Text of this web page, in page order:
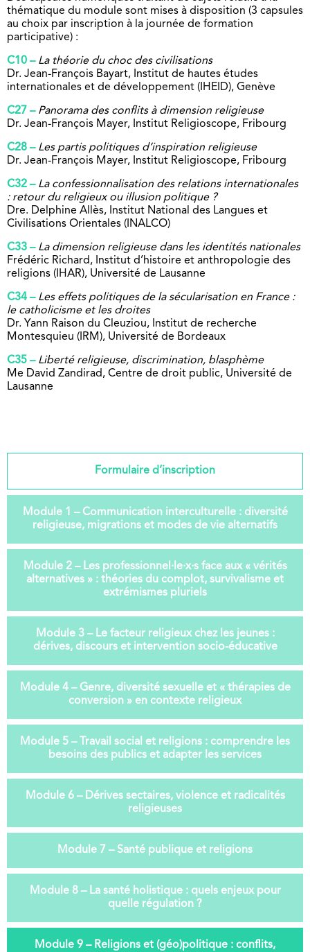
thématique du module sont mises à disposition (3 capsules
au choix par inscription à la journée de formation
participative) :
C10 – La théorie du choc des civilisations
Dr. Jean-François Bayart, Institut de hautes études
internationales et de développement (IHEID), Genève
C27 – Panorama des conflits à dimension religieuse
Dr. Jean-François Mayer, Institut Re ligioscope, Fribourg
C28 – Les partis politiques d’inspiration religieuse
Dr. Jean-François Mayer, Institut Re ligioscope, Fribourg
C32 – La confessionnalisation des relations internationales
: retour du religieux ou illusion politique ?
Dre. Delphine Allès, Institut National des Langues et
Civilisations Orientales (INALCO)
C33 –La dimension religieuse dans les identités nationales
Frédéric Richard, Institut d’histoire et anthropologie des
religions (IHAR), Université de Lausanne
C34 – Les effets politiques de la sécularisation en France :
le catholicisme et les droites
Dr. Yann Raison du Cleuziou, Institut de recherche
Montesquieu (IRM), Université de Bordeaux
C35 – Liberté religieuse, discrimination, blasphème
Me David Zandirad, Centre de droit public, Université de
Lausanne
Formulaire d’inscription
Module 1 – Communication interculturelle : diversité
religieuse, migrations et modes de vie alternatifs
Module 2 – Les professionnel·le·x·s face aux « vérités
alternatives » : théories du complot, survivalisme et
extrémismes pluriels
Module 3 – Le facteur religieux chez les jeunes :
dérives, discours et intervention socio-éducative
Module 4 – Genre, diversité sexuelle et « thérapies de
conversion » en contexte religieux
Module 5 – Travail social et religions : comprendre les
besoins des publics et adapter les services
Module 6 – Dérives sectaires, violence et radicalités
religieuses
Module 7 – Santé publique et religions
Module 8 – La santé holistique : quels enjeux pour
quelle régulation ?
Module 9 – Religions et (géo)politique : conflits,